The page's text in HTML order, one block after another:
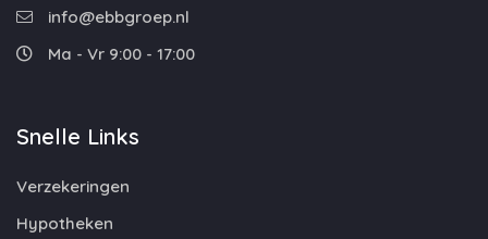
info@ebbgroep.nl
Ma - Vr 9:00 - 17:00
Snelle Links
Verzekeringen
Hypotheken